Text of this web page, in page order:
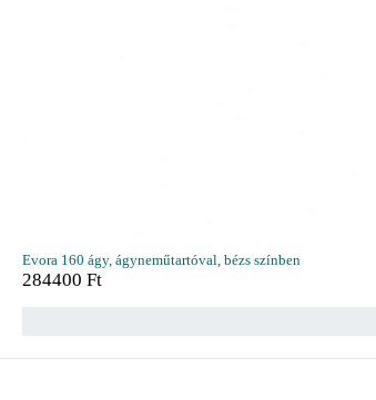
Evora 160 ágy, ágyneműtartóval, bézs színben
284400 Ft